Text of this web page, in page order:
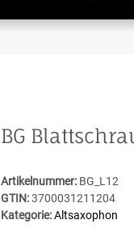
BG
Artikelnummer: BG_L12
GTIN:3700031211204
Kategorie:Altsaxophon